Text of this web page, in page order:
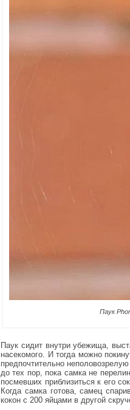
Паук
Паук сидит внутри убежища,
насекомого. И тогда можно
предпочтительно
до тех пор, пока самка не
посмевших приблизиться к его
Когда самка готова, самец
кокон с 200 яйцами в другой